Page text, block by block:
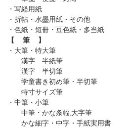
・写経用紙
・折帖・水墨用紙・その他
・色紙・短冊・豆色紙・多当紙
【 筆 】
・大筆・特大筆
漢字 半紙筆
漢字 半切筆
学童書き初め筆・半切筆
特寸サイズ筆
・中筆・小筆
中筆・かな条幅,大字筆
かな細字・中字・手紙実用書